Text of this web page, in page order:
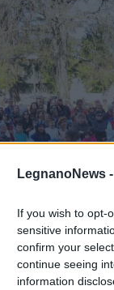
LegnanoNews -
If you wish to opt-
sensitive
confirm your
continue seeing
information